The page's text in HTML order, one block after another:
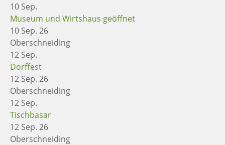
10 Sep.
Museum und Wirtshaus geöffnet
10 Sep. 26
Oberschneiding
12 Sep.
Dorffest
12 Sep. 26
Oberschneiding
12 Sep.
Tischbasar
12 Sep. 26
Oberschneiding